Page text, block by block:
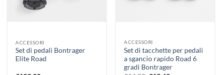
ACCESSORI
Set di pedali Bontrager
Elite Road
ACCESSORI
Set di tacchette per pedali
a sgancio rapido Road 6
gradi Bontrager